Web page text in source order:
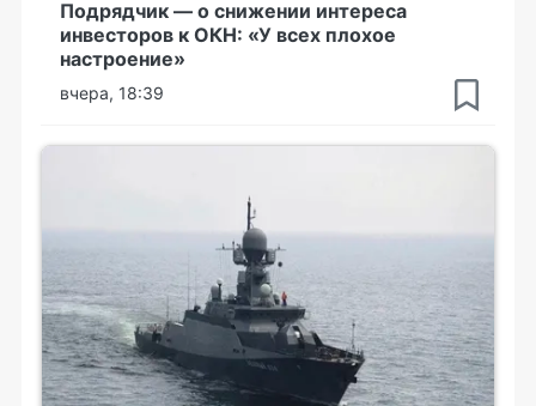
Подрядчик — о снижении интереса
инвесторов к ОКН: «У всех плохое
настроение»
вчера, 18:39